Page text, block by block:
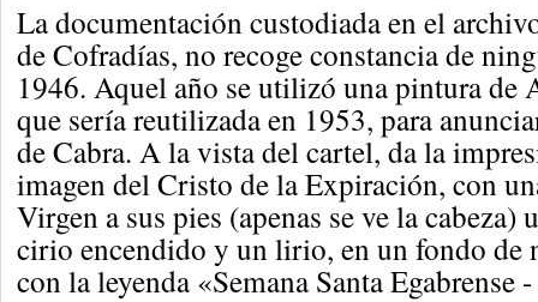
La documentación custodiada en el
de Cofradías, no recoge constancia de
1946. Aquel año se utilizó una pintura de
que sería reutilizada en 1953, para
de Cabra. A la vista del cartel, da la
imagen del Cristo de la Expiración, con
Virgen a sus pies (apenas se ve la cabeza)
cirio encendido y un lirio, en un fondo de
con la leyenda «Semana Santa